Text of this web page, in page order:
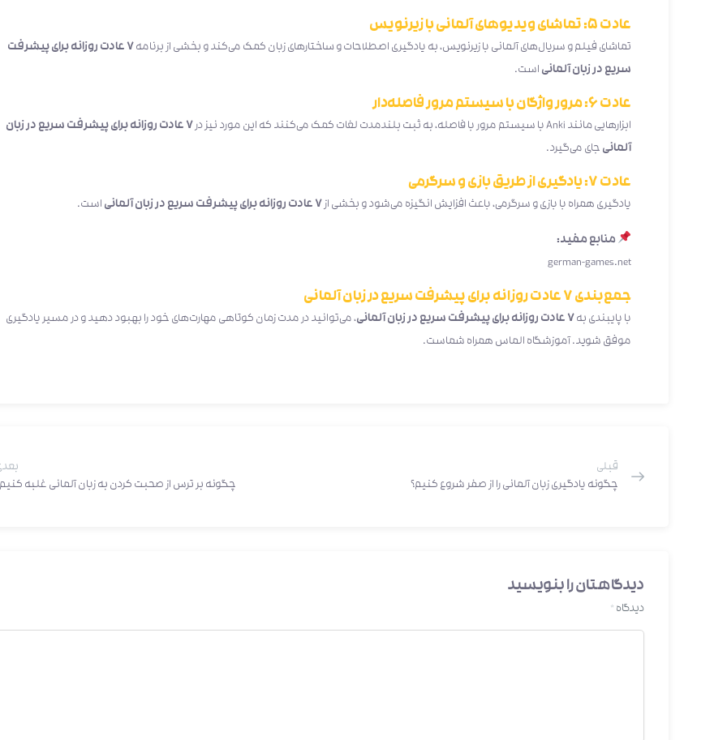
عادت ۵: تماشای ویدیوهای آلمانی با زیرنویس
تماشای فیلم و سریال‌های آلمانی با زیرنویس، به یادگیری اصطلاحات و ساختارهای زبان کمک می‌کند و بخشی از برنامه
۷ عادت روزانه برای پیشرفت
سریع در زبان آلمانی است.
عادت ۶: مرور واژگان با سیستم مرور فاصله‌دار
ابزارهایی مانند Anki با سیستم مرور با فاصله، به ثبت بلندمدت لغات کمک می‌کنند که این مورد نیز در
۷ عادت روزانه برای پیشرفت سریع در زبان
آلمانی جای می‌گیرد.
عادت ۷: یادگیری از طریق بازی و سرگرمی
یادگیری همراه با بازی و سرگرمی، باعث افزایش انگیزه می‌شود و بخشی از۷ عادت روزانه برای پیشرفت سریع در زبان آلمانی است.
منابع مفید:
german-games.net
جمع‌بندی ۷ عادت روزانه برای پیشرفت سریع در زبان آلمانی
با پایبندی به۷ عادت روزانه برای پیشرفت سریع در زبان آلمانی
، می‌توانید در مدت زمان کوتاهی مهارت‌های خود را بهبود دهید و در مسیر یادگیری
موفق شوید. آموزشگاه الماس همراه شماست.
قبلی
چگونه یادگیری زبان آلمانی را از صفر شروع کنیم؟
چگونه بر ترس از صحبت کردن به زبان آلمانی غلبه
دیدگاهتان را بنویسید
دیدگاه *